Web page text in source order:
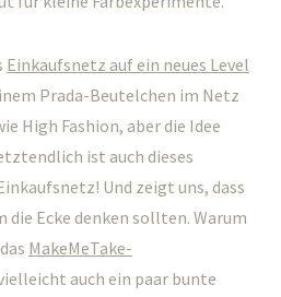
Einkaufsnetz auf ein neues Level
Prada-Beutelchen im Netz
High Fashion, aber die Idee
ist auch dieses
Und zeigt uns, dass
Ecke denken sollten. Warum
MakeMeTake-
auch ein paar bunte